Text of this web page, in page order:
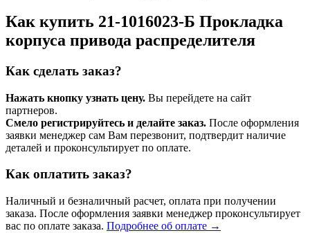
Как купить 21-1016023-Б Прокладка
корпуса привода распределителя
Как сделать заказ?
Нажать кнопку узнать цену. Вы перейдете на сайт
партнеров.
Смело регистрируйтесь и делайте заказ. После оформления
заявки менеджер сам Вам перезвонит, подтвердит наличие
деталей и проконсультирует по оплате.
Как оплатить заказ?
Наличный и безналичный расчет, оплата при получении
заказа. После оформления заявки менеджер проконсультирует
вас по оплате заказа. Подробнее об оплате →